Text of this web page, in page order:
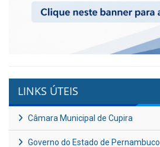
LINKS ÚTEIS
Câmara Municipal de Cupira
Governo do Estado de Pernambuco